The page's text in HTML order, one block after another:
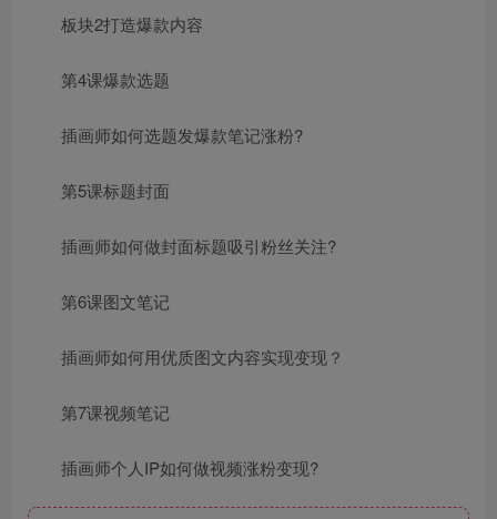
板块2打造爆款内容
第4课爆款选题
插画师如何选题发爆款笔记涨粉?
第5课标题封面
插画师如何做封面标题吸引粉丝关注?
第6课图文笔记
插画师如何用优质图文内容实现变现？
第7课视频笔记
插画师个人IP如何做视频涨粉变现?